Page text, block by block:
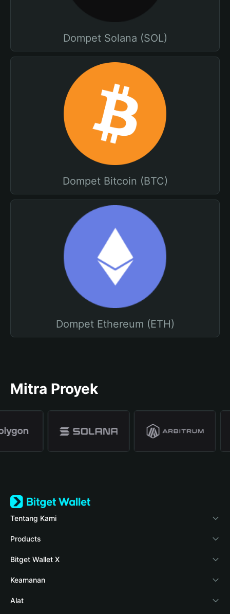
Dompet Solana (SOL)
Dompet Bitcoin (BTC)
Dompet Ethereum (ETH)
Mitra Proyek
Tentang Kami
Bitget Wallet
Blog
Verifikasi keaslian
Berita kripto
Products
Crypto Card
Stablecoin Earn
Payfi Crypto
Bitget Wallet X
Pengembang
Hubungkan dompet
Keamanan
Dana perlindungan
Alat